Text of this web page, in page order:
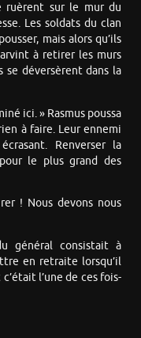
ruèrent sur le mur du
Les soldats du clan
mais alors qu’ils
à retirer les murs
se déversèrent dans la
ici. » Rasmus poussa
à faire. Leur ennemi
Renverser la
le plus grand des
! Nous devons nous
général consistait à
en retraite lorsqu’il
l’une de ces fois-